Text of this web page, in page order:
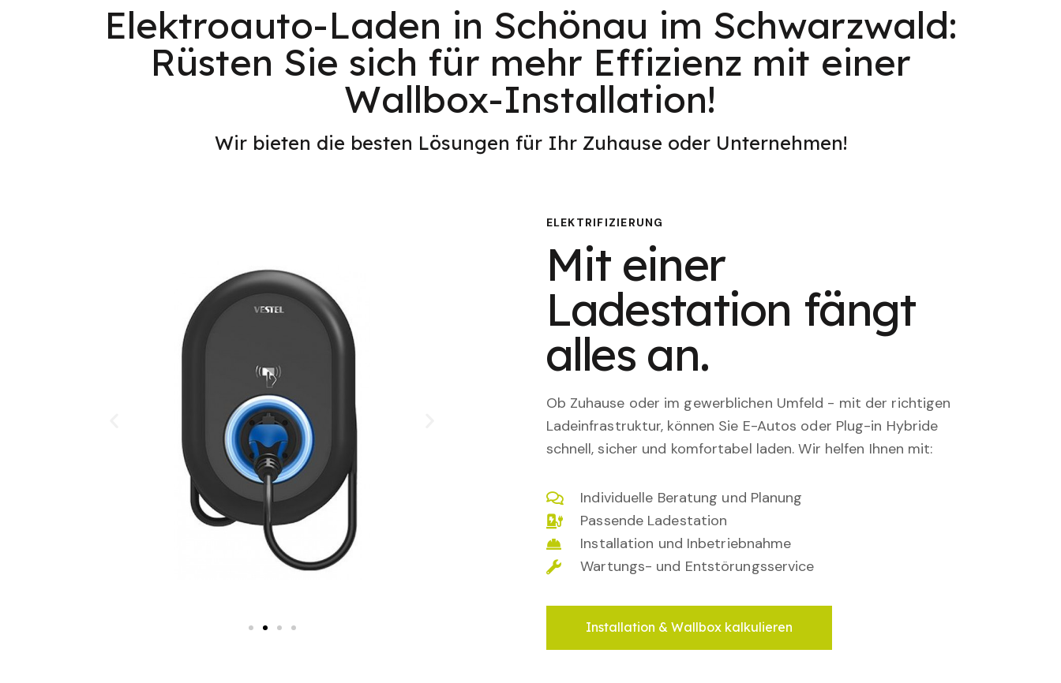
Elektroauto-Laden in Schönau im Schwarzwald:
Rüsten Sie sich für mehr Effizienz mit einer
Wallbox-Installation!
Wir bieten die besten Lösungen für Ihr Zuhause oder Unternehmen!
ELEKTRIFIZIERUNG
Mit einer
Ladestation fängt
alles an.
Ob Zuhause oder im gewerblichen Umfeld - mit der richtigen
Ladeinfrastruktur, können Sie E-Autos oder Plug-in Hybride
schnell, sicher und komfortabel laden. Wir helfen Ihnen mit:
Individuelle Beratung und Planung
Passende Ladestation
Installation und Inbetriebnahme
Wartungs- und Entstörungsservice
Installation & Wallbox kalkulieren